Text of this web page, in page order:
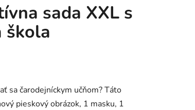
sada XXL s
škola
sa čarodejníckym učňom? Táto
pieskový obrázok, 1 masku, 1